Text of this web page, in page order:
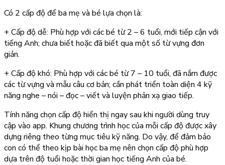
Có 2 cấp độ để ba mẹ và bé lựa chọn là:
+ Cấp độ dễ: Phù hợp với các bé từ 2 – 6 tuổi, mới tiếp cận với
tiếng Anh; chưa biết hoặc đã biết qua một số từ vựng đơn
giản.
+ Cấp độ khó: Phù hợp với các bé từ 7 – 10 tuổi, đã nắm được
các từ vựng và mẫu câu cơ bản; cần phát triển toàn diện 4 kỹ
năng nghe – nói – đọc – viết và luyện phản xạ giao tiếp.
Tính năng chọn cấp độ hiển thị ngay sau khi người dùng truy
cập vào app. Khung chương trình học của mỗi cấp độ được xây
dựng riêng theo từng mục tiêu kỹ năng. Do vậy, để đảm bảo
con có thể theo kịp bài học ba mẹ nên chọn cấp độ phù hợp
dựa trên độ tuổi hoặc thời gian học tiếng Anh của bé.